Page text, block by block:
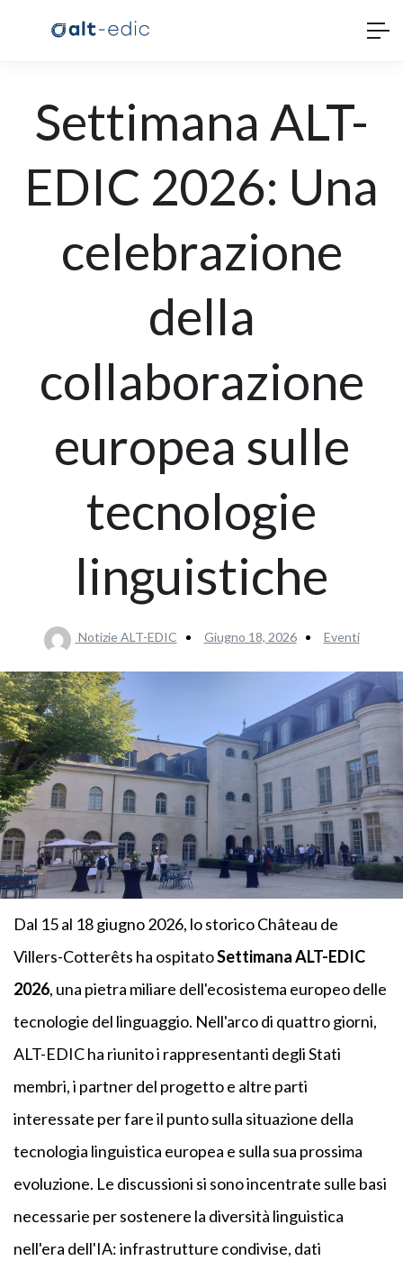
Settimana ALT-
EDIC 2026: Una
celebrazione
della
collaborazione
europea sulle
tecnologie
linguistiche
Notizie ALT-EDIC Giugno 18, 2026 Eventi
Dal 15 al 18 giugno 2026, lo storico Château de
Villers-Cotterêts ha ospitatoSettimana ALT-EDIC
2026, una pietra miliare dell'ecosistema europeo delle
tecnologie del linguaggio. Nell'arco di quattro giorni,
ALT-EDIC ha riunito i rappresentanti degli Stati
membri, i partner del progetto e altre parti
interessate per fare il punto sulla situazione della
tecnologia linguistica europea e sulla sua prossima
evoluzione. Le discussioni si sono incentrate sulle basi
necessarie per sostenere la diversità linguistica
nell'era dell'IA: infrastrutture condivise, dati